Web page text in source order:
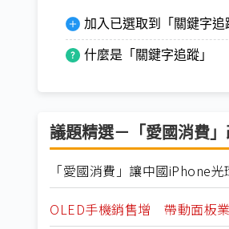
加入已選取到「關鍵字追
什麼是「關鍵字追蹤」
議題精選－「愛國消費
「愛國消費」讓中國iPhone
OLED手機銷售增 帶動面板